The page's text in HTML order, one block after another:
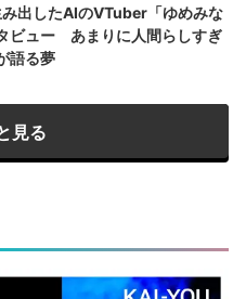
出したAIのVTuber「ゆめみな
ビュー あまりに人間らしすぎ
語る夢
見る